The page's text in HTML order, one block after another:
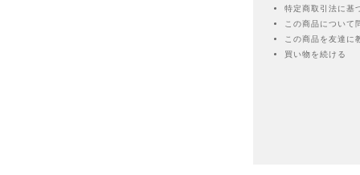
特定商取引法に基
この商品について
この商品を友達に
買い物を続ける